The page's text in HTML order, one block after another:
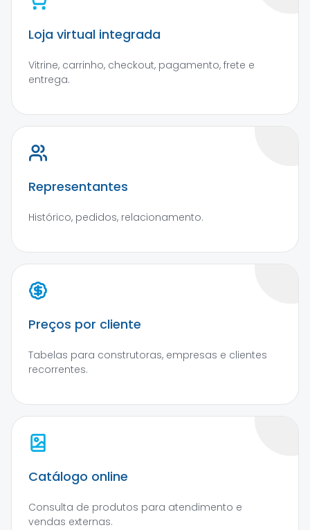
Loja virtual integrada
Vitrine, carrinho, checkout, pagamento, frete e
entrega.
Representantes
Histórico, pedidos, relacionamento.
Preços por cliente
Tabelas para construtoras, empresas e clientes
recorrentes.
Catálogo online
Consulta de produtos para atendimento e
vendas externas.